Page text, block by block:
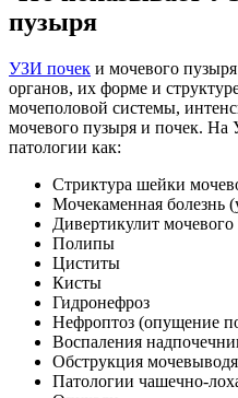
пузыря
УЗИ почек и мочевого пузыря
органов, их форме и
мочеполовой системы,
мочевого пузыря и почек. На
патологии как:
Стриктура шейки
Мочекаменная болезнь
Дивертикулит
Полипы
Циститы
Кисты
Гидронефроз
Нефроптоз (опущение
Воспаления
Обструкция
Патологии чашечно-